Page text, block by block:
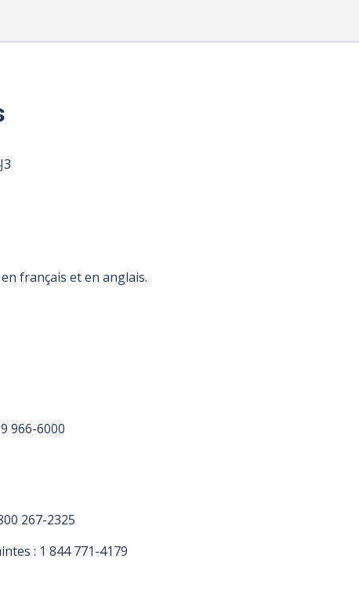
français et en anglais.
966-6000
267-2325
: 1 844 771-4179